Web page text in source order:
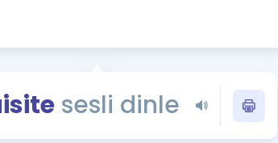
YDS - YÖKDİL
sesli dinle